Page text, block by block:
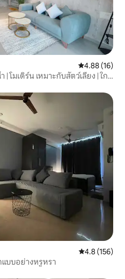
คะแนนเฉลี่ย
4.88 (16)
โมเดิร์น เหมาะกับสัตว์เลี้ยง | ใกล้
คะแนนเฉลี่ย
4.8 (156)
บบอย่างหรูหรา